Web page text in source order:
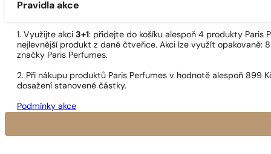
Pravidla akce
1. Využijte akci 3+1: přidejte do košíku alespoň 4 produkty
nejlevnější produkt z dané čtveřice. Akci lze využít opakovaně:
značky Paris Perfumes.
2. Při nákupu produktů Paris Perfumes v hodnotě alespoň
dosažení stanovené částky.
Podmínky akce